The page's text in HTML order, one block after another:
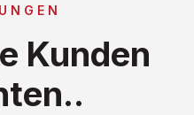
Kunden